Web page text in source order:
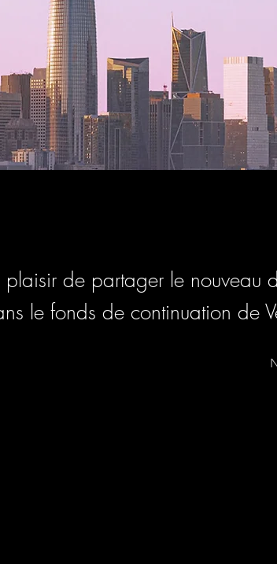
plaisir de partager le nouveau
le fonds de continuation de